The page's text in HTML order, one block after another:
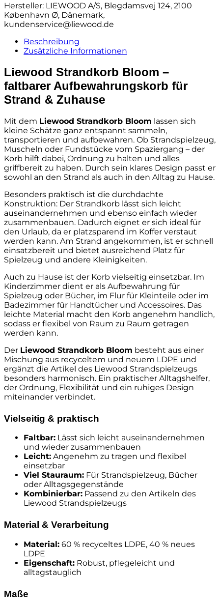
Hersteller: LIEWOOD A/S, Blegdamsvej 124, 2100
København Ø, Dänemark,
kundenservice@liewood.de
Beschreibung
Zusätzliche Informationen
Liewood Strandkorb Bloom –
faltbarer Aufbewahrungskorb für
Strand & Zuhause
Mit dem Liewood Strandkorb Bloom lassen sich
kleine Schätze ganz entspannt sammeln,
transportieren und aufbewahren. Ob Strandspielzeug,
Muscheln oder Fundstücke vom Spaziergang – der
Korb hilft dabei, Ordnung zu halten und alles
griffbereit zu haben. Durch sein klares Design passt er
sowohl an den Strand als auch in den Alltag zu Hause.
Besonders praktisch ist die durchdachte
Konstruktion: Der Strandkorb lässt sich leicht
auseinandernehmen und ebenso einfach wieder
zusammenbauen. Dadurch eignet er sich ideal für
den Urlaub, da er platzsparend im Koffer verstaut
werden kann. Am Strand angekommen, ist er schnell
einsatzbereit und bietet ausreichend Platz für
Spielzeug und andere Kleinigkeiten.
Auch zu Hause ist der Korb vielseitig einsetzbar. Im
Kinderzimmer dient er als Aufbewahrung für
Spielzeug oder Bücher, im Flur für Kleinteile oder im
Badezimmer für Handtücher und Accessoires. Das
leichte Material macht den Korb angenehm handlich,
sodass er flexibel von Raum zu Raum getragen
werden kann.
Der Liewood Strandkorb Bloom besteht aus einer
Mischung aus recyceltem und neuem LDPE und
ergänzt die Artikel des Liewood Strandspielzeugs
besonders harmonisch. Ein praktischer Alltagshelfer,
der Ordnung, Flexibilität und ein ruhiges Design
miteinander verbindet.
Vielseitig & praktisch
Faltbar: Lässt sich leicht auseinandernehmen
und wieder zusammenbauen
Leicht: Angenehm zu tragen und flexibel
einsetzbar
Viel Stauraum: Für Strandspielzeug, Bücher
oder Alltagsgegenstände
Kombinierbar: Passend zu den Artikeln des
Liewood Strandspielzeugs
Material & Verarbeitung
Material: 60 % recyceltes LDPE, 40 % neues
LDPE
Eigenschaft: Robust, pflegeleicht und
alltagstauglich
Maße